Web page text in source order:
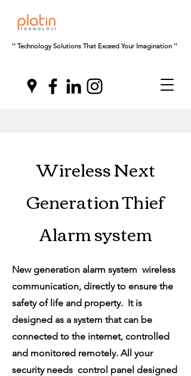
'' Technology Solutions That Exceed Your Imagination ''
Wireless Next
Generation Thief
Alarm system
New generation alarm system wireless
communication, directly to ensure the
safety of life and property. It is
designed as a system that can be
connected to the internet, controlled
and monitored remotely. All your
security needs control panel designed